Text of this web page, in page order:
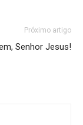
Próximo artigo
Senhor Jesus!